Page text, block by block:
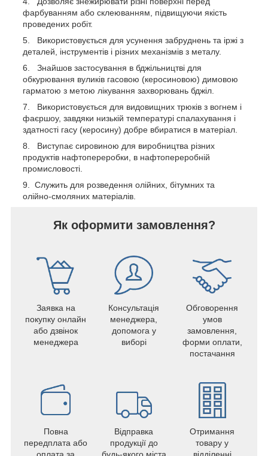
фарбуванням або склеюванням, підвищуючи якість
проведених робіт.
Використовується для усунення забруднень та іржі з
деталей, інструментів і різних механізмів з металу.
Знайшов застосування в бджільництві для
обкурювання вуликів гасовою (керосиновою) димовою
гарматою з метою лікування захворювань бджіл.
Використовується для видовищних трюків з вогнем і
фаєршоу, завдяки низькій температурі спалахування і
здатності гасу (керосину) добре вбиратися в матеріал.
Виступає сировиною для виробництва різних
продуктів нафтопереробки, в нафтопереробній
промисловості.
Служить для розведення олійних, бітумних та
олійно-смоляних матеріалів.
Як оформити замовлення?
Заявка на
покупку онлайн
або дзвінок
менеджера
Консультація
менеджера,
допомога у
виборі
Обговорення
умов
замовлення,
форми оплати,
постачання
Повна
передплата або
оплата за
Відправка
продукції до
будь-якого міста
Отримання
товару у
відділенні